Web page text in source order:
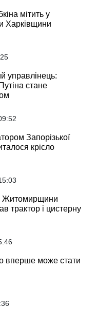
мітить у
Харківщини
управлінець:
стане
Запорізької
крісло
Житомирщини
трактор і цистерну
вперше може стати